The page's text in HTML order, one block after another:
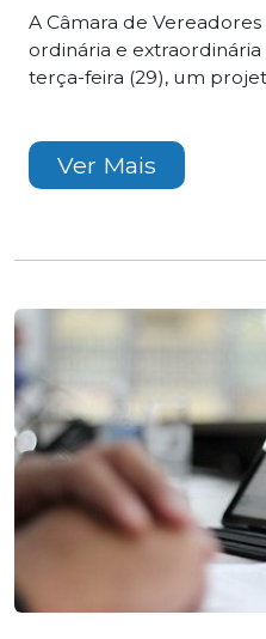
A Câmara de Vereadores
ordinária e
terça-feira (29), um
Ver Mais